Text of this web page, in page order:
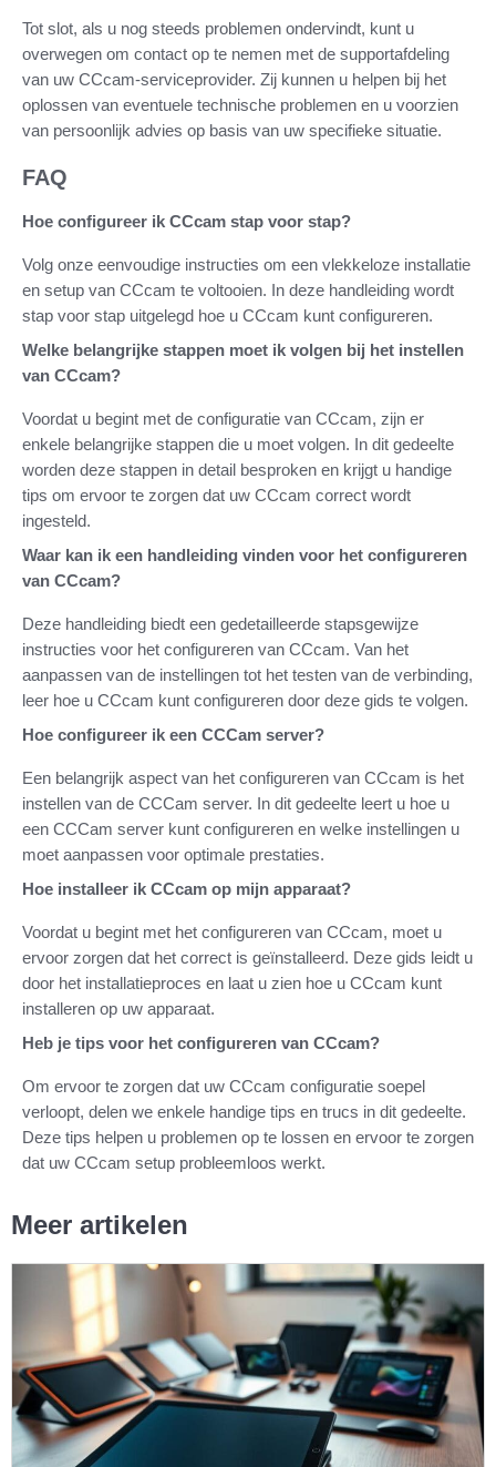
Tot slot, als u nog steeds problemen ondervindt, kunt u
overwegen om contact op te nemen met de supportafdeling
van uw CCcam-serviceprovider. Zij kunnen u helpen bij het
oplossen van eventuele technische problemen en u voorzien
van persoonlijk advies op basis van uw specifieke situatie.
FAQ
Hoe configureer ik CCcam stap voor stap?
Volg onze eenvoudige instructies om een vlekkeloze installatie
en setup van CCcam te voltooien. In deze handleiding wordt
stap voor stap uitgelegd hoe u CCcam kunt configureren.
Welke belangrijke stappen moet ik volgen bij het instellen
van CCcam?
Voordat u begint met de configuratie van CCcam, zijn er
enkele belangrijke stappen die u moet volgen. In dit gedeelte
worden deze stappen in detail besproken en krijgt u handige
tips om ervoor te zorgen dat uw CCcam correct wordt
ingesteld.
Waar kan ik een handleiding vinden voor het configureren
van CCcam?
Deze handleiding biedt een gedetailleerde stapsgewijze
instructies voor het configureren van CCcam. Van het
aanpassen van de instellingen tot het testen van de verbinding,
leer hoe u CCcam kunt configureren door deze gids te volgen.
Hoe configureer ik een CCCam server?
Een belangrijk aspect van het configureren van CCcam is het
instellen van de CCCam server. In dit gedeelte leert u hoe u
een CCCam server kunt configureren en welke instellingen u
moet aanpassen voor optimale prestaties.
Hoe installeer ik CCcam op mijn apparaat?
Voordat u begint met het configureren van CCcam, moet u
ervoor zorgen dat het correct is geïnstalleerd. Deze gids leidt u
door het installatieproces en laat u zien hoe u CCcam kunt
installeren op uw apparaat.
Heb je tips voor het configureren van CCcam?
Om ervoor te zorgen dat uw CCcam configuratie soepel
verloopt, delen we enkele handige tips en trucs in dit gedeelte.
Deze tips helpen u problemen op te lossen en ervoor te zorgen
dat uw CCcam setup probleemloos werkt.
Meer artikelen